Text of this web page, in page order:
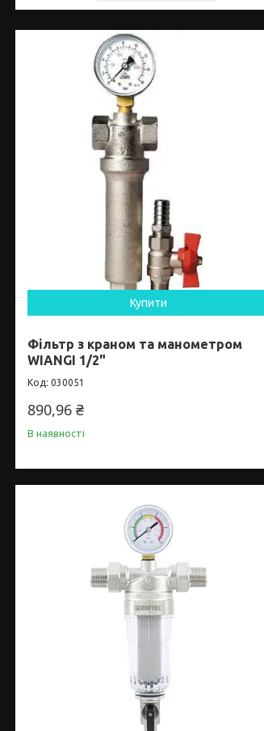
Купити
Фільтр з краном та манометром
WIANGI 1/2"
030051
890,96 ₴
В наявності